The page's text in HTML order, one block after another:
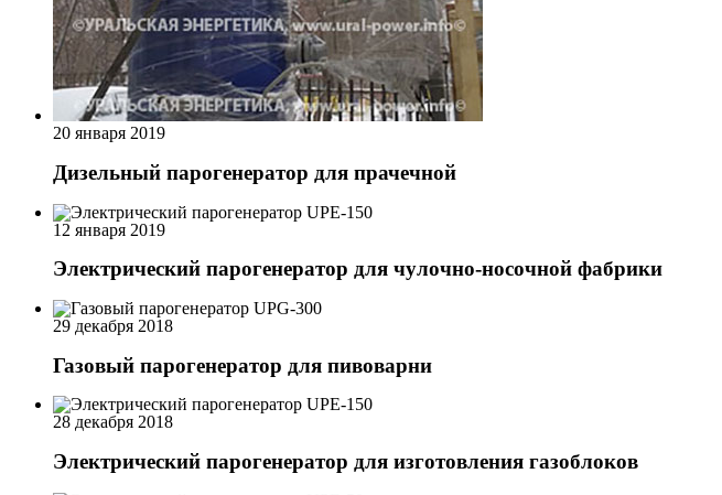
20 января 2019
Дизельный парогенератор для прачечной
12 января 2019
Электрический парогенератор для чулочно-носочной фабрики
29 декабря 2018
Газовый парогенератор для пивоварни
28 декабря 2018
Электрический парогенератор для изготовления газоблоков